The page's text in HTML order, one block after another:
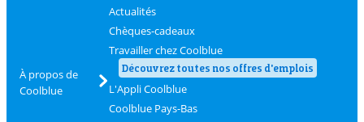
À propos de
Coolblue
Actualités
Chèques-cadeaux
Travailler chez Coolblue
Découvrez toutes nos offres d'emplois
L'Appli Coolblue
Coolblue Pays-Bas